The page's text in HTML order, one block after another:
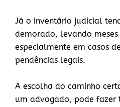
Já o inventário judicial
demorado, levando
especialmente em casos
pendências legais.
A escolha do caminho
um advogado, pode fazer